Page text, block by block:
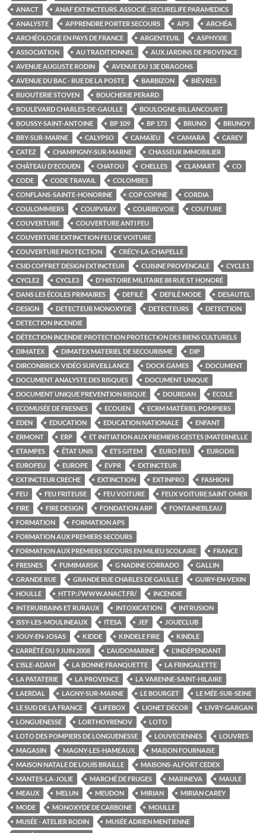
ANACT
ANAF EXTINCTEURS. ASSOCIÉ : SECURELIFE PARAMEDICS
ANALYSTE
APPRENDRE PORTER SECOURS APS
ARCHÉA
ARCHÉOLOGIE EN PAYS DE FRANCE
ARGENTEUIL
ASPHYXIE
ASSOCIATION
AU TRADITIONNEL
AUX JARDINS DE PROVENCE
AVENUE AUGUSTE RODIN
AVENUE DU 13E DRAGONS
AVENUE DU BAC - RUE DE LA POSTE
BARBIZON
BIÈVRES
BIJOUTERIE STOVEN
BOUCHERIE PERARD
BOULEVARD CHARLES-DE-GAULLE
BOULOGNE-BILLANCOURT
BOUSSY-SAINT-ANTOINE
BP 109 BP 173 BRUNO
BRUNOY
BRY-SUR-MARNE
CALYPSO CAMAÏEU CAMARA
CAREY
CATEZ
CHAMPIGNY-SUR-MARNE
CHASSEUR IMMOBILIER
CHÂTEAU D'ECOUEN
CHATOU CHELLES CLAMART
CO
CODE
CODE TRAVAIL
COLOMBES
CONFLANS-SAINTE-HONORINE
COP COPINE
CORDIA
COULOMMIERS
COUPVRAY COURBEVOIE
COUTURE
COUVERTURE
COUVERTURE ANTI FEU
COUVERTURE EXTINCTION FEU DE VOITURE
COUVERTURE PROTECTION
CRÉCY-LA-CHAPELLE
CSID COFFRET DESIGN EXTINCTEUR
CUISINE PROVENCALE
CYCLE1
CYCLE2
CYCLE3
D'HISTOIRE MILITAIRE 88 RUE ST HONORÉ
DANS LES ÉCOLES PRIMAIRES
DEFILÉ DEFILÉ MODE
DESAUTEL
DESIGN
DETECTEUR MONOXYDE DETECTEURS
DETECTION
DETECTION INCENDIE
DÉTECTION INCENDIE PROTECTION PROTECTION DES BIENS CULTURELS
DIMATEX
DIMATEX MATERIEL DE SECOURISME
DIP
DIRCONBRICK VIDÉO SURVEILLANCE
DOCK GAMES
DOCUMENT
DOCUMENT ANALYSTE DES RISQUES
DOCUMENT UNIQUE
DOCUMENT UNIQUE PREVENTION RISQUE
DOURDAN
ECOLE
ECOMUSÉE DE FRESNES
ECOUEN
ECRM MATÉRIEL POMPIERS
EDEN
EDUCATION EDUCATION NATIONALE
ENFANT
ERMONT
ERP
ET INITIATION AUX PREMIERS GESTES (MATERNELLE
ETAMPES
ÊTAT UNIS ETS GITEM EURO FEU
EURODIS
EUROFEU
EUROPE EVPR
EXTINCTEUR
EXTINCTEUR CRECHE
EXTINCTION EXTINPRO
FASHION
FEU
FEU FRITEUSE FEU VOITURE
FEUX VOITURE SAINT OMER
FIRE
FIRE DESIGN FONDATION ARP
FONTAINEBLEAU
FORMATION
FORMATION APS
FORMATION AUX PREMIERS SECOURS
FORMATION AUX PREMIERS SECOURS EN MILIEU SCOLAIRE
FRANCE
FRESNES
FUMIMARSK G NADINE CORRADO
GALLIN
GRANDE RUE
GRANDE RUE CHARLES DE GAULLE
GUIRY-EN-VEXIN
HOULLE
HTTP://WWW.ANACT.FR/
INCENDIE
INTERURBAINS ET RURAUX
INTOXICATION
INTRUSION
ISSY-LES-MOULINEAUX
ITESA JEF
JOUECLUB
JOUY-EN-JOSAS
KIDDE KINDELE FIRE
KINDLE
L'ARRÊTÉ DU 9 JUIN 2008
L'AUDOMARINE
L'INDÉPENDANT
L'ISLE-ADAM
LA BONNE FRANQUETTE
LA FRINGALETTE
LA PATATERIE
LA PROVENCE
LA VARENNE-SAINT-HILAIRE
LAERDAL
LAGNY-SUR-MARNE LE BOURGET
LE MÉE-SUR-SEINE
LE SUD DE LA FRANCE
LIFEBOX LIONET DÉCOR
LIVRY-GARGAN
LONGUENESSE
LORTHOYRENOV
LOTO
LOTO DES POMPIERS DE LONGUENESSE
LOUVECIENNES
LOUVRES
MAGASIN
MAGNY-LES-HAMEAUX
MAISON FOURNAISE
MAISON NATALE DE LOUIS BRAILLE
MAISONS-ALFORT CEDEX
MANTES-LA-JOLIE
MARCHÉ DE FRUGES MARINEVA
MAULE
MEAUX
MELUN MEUDON MIRIAN
MIRIAN CAREY
MODE
MONOXYDE DE CARBONE
MOULLE
MUSÉE - ATELIER RODIN
MUSÉE ADRIEN MENTIENNE